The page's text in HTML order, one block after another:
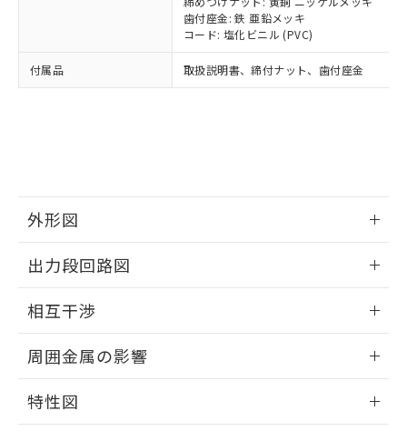
歯付座金: 鉄 亜鉛メッキ
コード: 塩化ビニル (PVC)
付属品 取扱説明書、締付ナット、歯付座金
外形図
外形図
出力段回路図
出力段回路図
相互干渉
相互干渉
周囲金属の影響
周囲金属の影響
特性図
マイパーツ機能（部品リスト作成サー
ビス）をご利用いただくには、I-Web
メンバーズにご登録されている必要が
お客様が当ウェブサイト上で当社にご
※当社の共同利用者とは、"個人情報
月が前後することがあります。
※3 非含有証明書ダウンロード
※本証明書は発行日時点で非含有を証明す
るもので、過去に遡って非含有を証明する
ものではありません。
また、RoHS指令のフタル酸エステル類４
物質の対応では、対応完了までの期間は出
荷製品に未対応品が混在することから備考
既に当社にて対応品への在庫切替を完了
していることから、特段のことがない限
り、2022年1月12日より割愛しておりま
質が外部に漏えいし、環境に深刻な影響を
及ぼさない年数を意味します。
「－」：未確認です。当社販売部門へお問
い合わせください。
法に輸出するおそれがある場合は、取
り引きをいたしません。
受注生産機種、また在庫状況の
情報を公開していない機種